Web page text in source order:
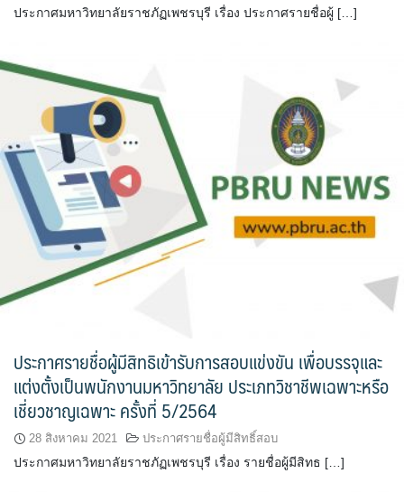
ประกาศมหาวิทยาลัยราชภัฏเพชรบุรี เรื่อง ประกาศรายชื่อผู้ […]
ประกาศรายชื่อผู้มีสิทธิเข้ารับการสอบแข่งขัน เพื่อบรรจุและ
แต่งตั้งเป็นพนักงานมหาวิทยาลัย ประเภทวิชาชีพเฉพาะหรือ
เชี่ยวชาญเฉพาะ ครั้งที่ 5/2564
28 สิงหาคม 2021 ประกาศรายชื่อผู้มีสิทธิ์สอบ
ประกาศมหาวิทยาลัยราชภัฏเพชรบุรี เรื่อง รายชื่อผู้มีสิทธ […]